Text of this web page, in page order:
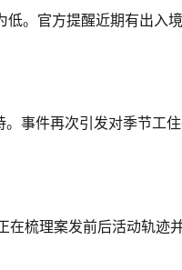
。官方提醒近期有出入
事件再次引发对季节工
在梳理案发前后活动轨迹